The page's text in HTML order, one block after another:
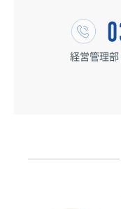
経営管理